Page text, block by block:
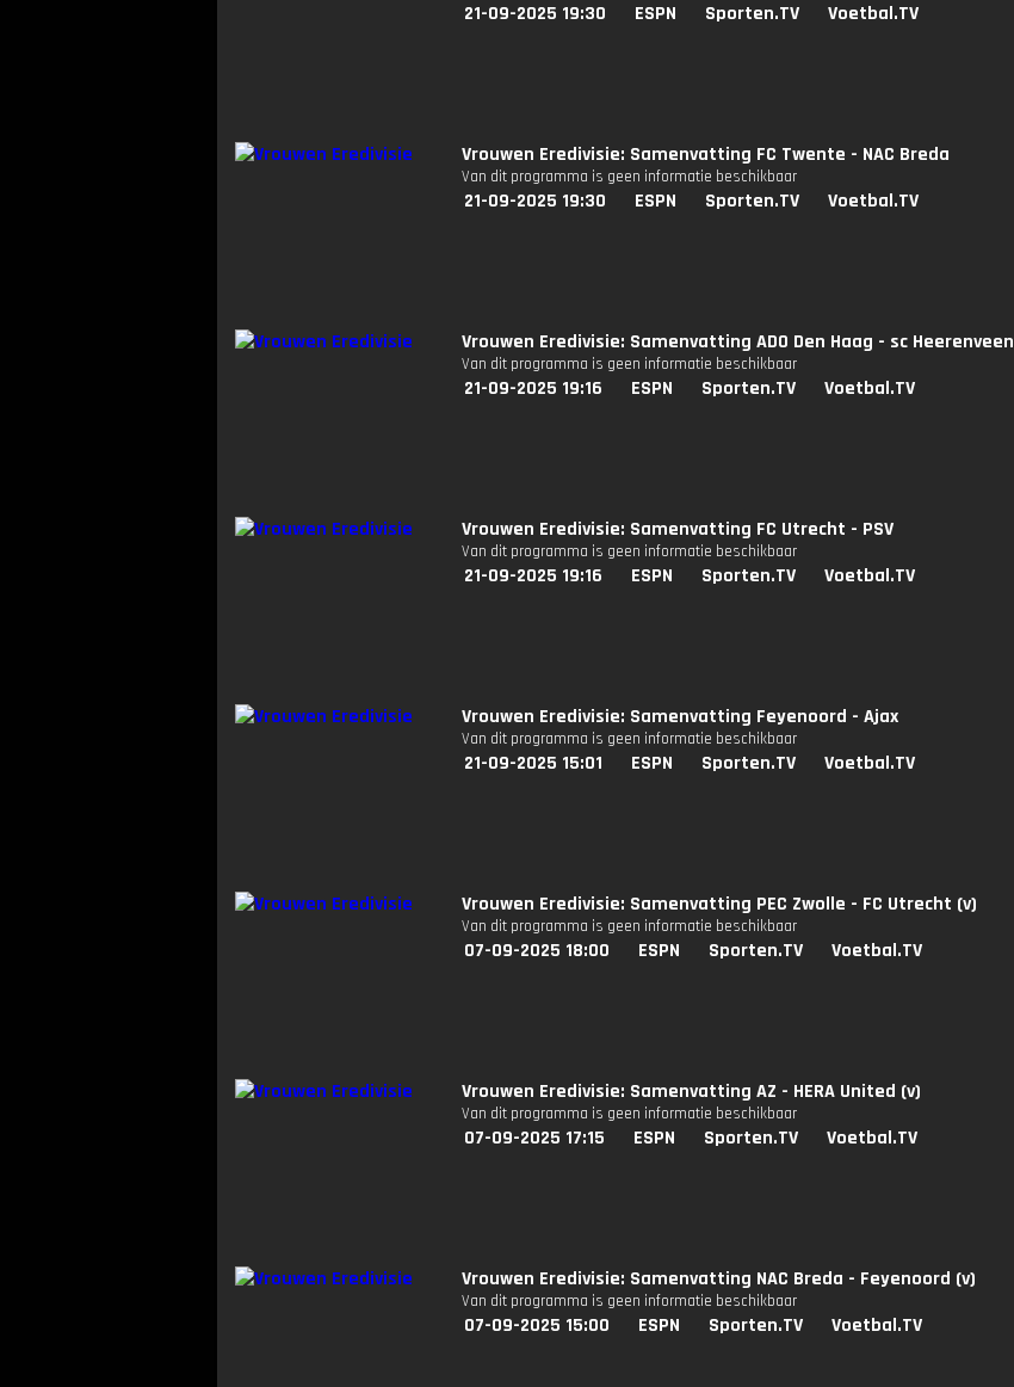
21-09-2025 19:30 ESPN Sporten.TV Voetbal.TV
Vrouwen Eredivisie: Samenvatting FC Twente - NAC Breda
Van dit programma is geen informatie beschikbaar
21-09-2025 19:30 ESPN Sporten.TV Voetbal.TV
Vrouwen Eredivisie: Samenvatting ADO Den Haag - sc Heerenveen
Van dit programma is geen informatie beschikbaar
21-09-2025 19:16 ESPN Sporten.TV Voetbal.TV
Vrouwen Eredivisie: Samenvatting FC Utrecht - PSV
Van dit programma is geen informatie beschikbaar
21-09-2025 19:16 ESPN Sporten.TV Voetbal.TV
Vrouwen Eredivisie: Samenvatting Feyenoord - Ajax
Van dit programma is geen informatie beschikbaar
21-09-2025 15:01 ESPN Sporten.TV Voetbal.TV
Vrouwen Eredivisie: Samenvatting PEC Zwolle - FC Utrecht (v)
Van dit programma is geen informatie beschikbaar
07-09-2025 18:00 ESPN Sporten.TV Voetbal.TV
Vrouwen Eredivisie: Samenvatting AZ - HERA United (v)
Van dit programma is geen informatie beschikbaar
07-09-2025 17:15 ESPN Sporten.TV Voetbal.TV
Vrouwen Eredivisie: Samenvatting NAC Breda - Feyenoord (v)
Van dit programma is geen informatie beschikbaar
07-09-2025 15:00 ESPN Sporten.TV Voetbal.TV